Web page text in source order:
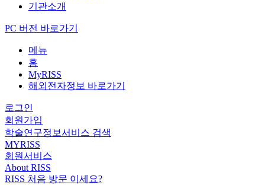
기관소개
PC 버전 바로가기
메뉴
홈
MyRISS
해외전자정보 바로가기
로그인
회원가입
학술연구정보서비스 검색
MYRISS
회원서비스
About RISS
RISS 처음 방문 이세요?